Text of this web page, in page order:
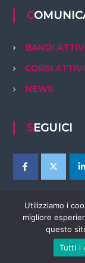
BANDI
CORSI ATTIVI
NEWS
SEGUICI
Copyright © 2026
Utilizziamo i
migliore
questo
Tutti i